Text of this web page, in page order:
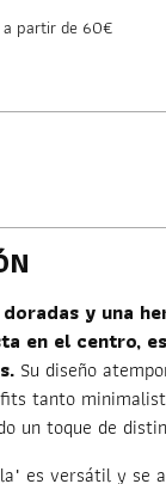
a partir de 60€
y una
en el centro,
Su diseño
tanto
un toque de
es versátil y se